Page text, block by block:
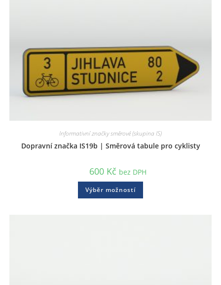
Informativní značky směrové (skupina IS)
Dopravní značka IS19b | Směrová tabule pro cyklisty
600 Kč bez DPH
Výběr možností